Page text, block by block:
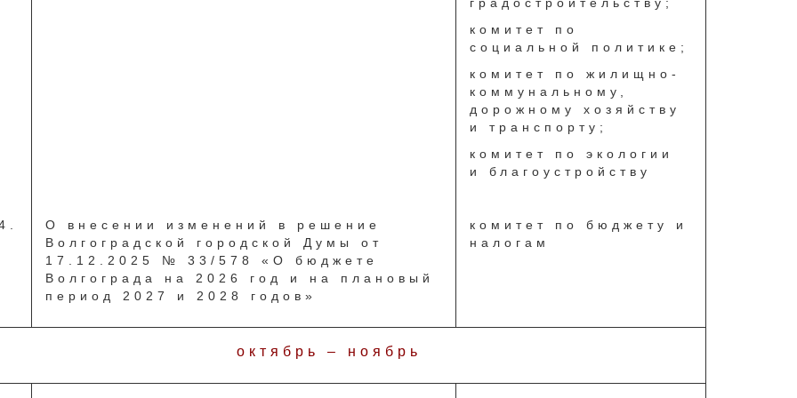
комитет по
социальной политике;
комитет по жилищно-
коммунальному,
дорожному хозяйству
и транспорту;
комитет по экологии
и благоустройству
О внесении изменений в решение
Волгоградской городской Думы от
17.12.2025 № 33/578 «О бюджете
Волгограда на 2026 год и на плановый
период 2027 и 2028 годов»
комитет по бюджету и
налогам
октябрь – ноябрь